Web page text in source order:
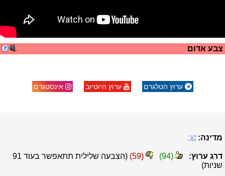
צבע אדום
ערוץ הטלגרם ערוץ היוטיוב אינסטגרם
מדינה:
דרג ערוץ: (
94
)
(
59
) (הצבעה שלילית תתאפשר בעוד 91
שניות)